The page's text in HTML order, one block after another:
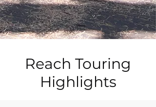
Reach Touring
Highlights